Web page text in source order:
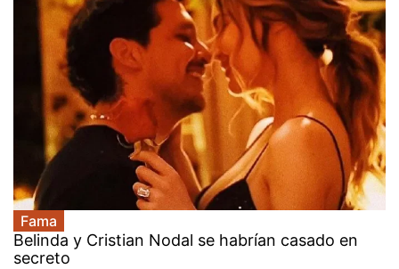
Fama
Belinda y Cristian Nodal se habrían casado en
secreto